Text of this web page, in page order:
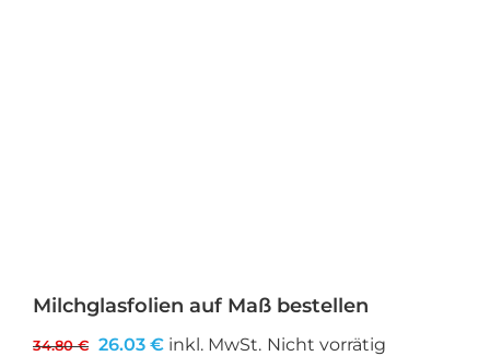
Milchglasfolien auf Maß bestellen
34.80€ Ursprünglicher
26.03 €Aktueller
inkl. MwSt. Nicht vorrätig